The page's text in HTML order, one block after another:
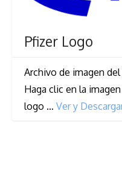
Pfizer Logo
Archivo de imagen
Haga clic en la
logo … Ver y